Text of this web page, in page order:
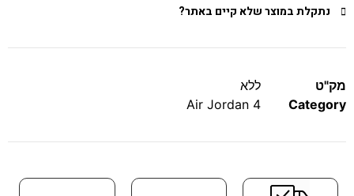
נתקלת במוצר שלא קיים באתר?
מק"ט
ללא
Category
Air Jordan 4